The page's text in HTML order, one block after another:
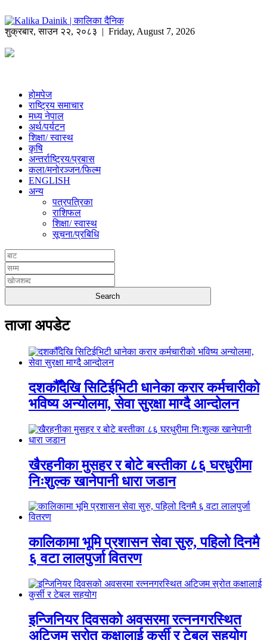
शुक्रबार,साउन २२, २०८३ | Friday, August 7, 2026
होमपेज
राष्ट्रिय समाचार
मध्य नेपाल
अर्थ/पर्यटन
शिक्षा/ स्वास्थ
कृषि
अन्तर्राष्ट्रिय/प्रबास
कला/मनोरञ्जन/फिल्म
ENGLISH
अन्य
पत्रपत्रिका
राशिफल
शिक्षा/ स्वास्थ
सूचना/प्रबिधि
ताजा अपडेट
दशकौँदेखि सिटिईभिटी धानेका करार कर्मचारीको
भविष्य अन्योलमा, सेवा सुरक्षा माग्दै आन्दोलन
खैरहनीका मुसहर र बोटे बस्तीका ८६ घरधुरीमा
निःशुल्क खानेपानी धारा जडान
कालिकामा भूमि प्रशासन सेवा सुरु, पहिलो दिनमै
६ वटा लालपुर्जा वितरण
इन्जिनियर दिवसको अवसरमा रत्ननगरस्थित
अटिजम स्रोत कक्षालाई कुर्सी र टेबल सहयोग